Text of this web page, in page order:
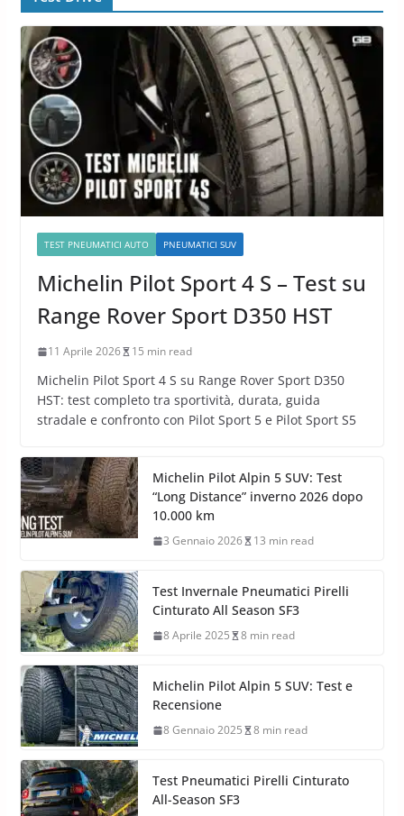
TEST PNEUMATICI AUTO PNEUMATICI SUV
Michelin Pilot Sport 4 S – Test su
Range Rover Sport D350 HST
11 Aprile 2026 15 min read
Michelin Pilot Sport 4 S su Range Rover Sport D350
HST: test completo tra sportività, durata, guida
stradale e confronto con Pilot Sport 5 e Pilot Sport S5
Michelin Pilot Alpin 5 SUV: Test
“Long Distance” inverno 2026 dopo
10.000 km
3 Gennaio 2026 13 min read
Test Invernale Pneumatici Pirelli
Cinturato All Season SF3
8 Aprile 2025 8 min read
Michelin Pilot Alpin 5 SUV: Test e
Recensione
8 Gennaio 2025 8 min read
Test Pneumatici Pirelli Cinturato
All-Season SF3